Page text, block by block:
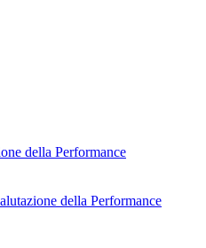
della Performance
della Performance